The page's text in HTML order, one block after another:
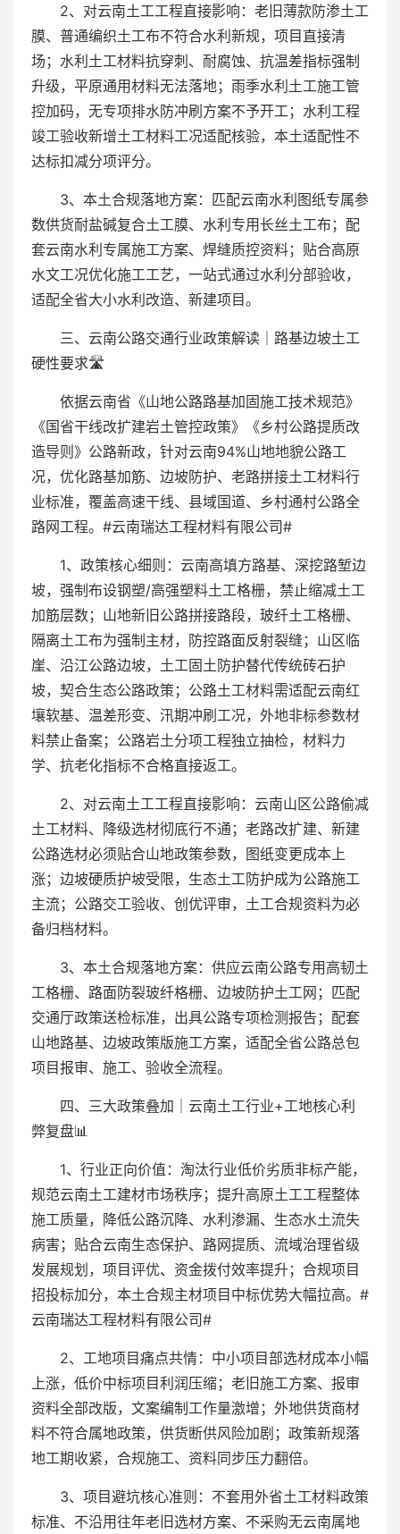
2、对云南土工工程直接影响：老旧薄款防渗土工
膜、普通编织土工布不符合水利新规，项目直接清
场；水利土工材料抗穿刺、耐腐蚀、抗温差指标强制
升级，平原通用材料无法落地；雨季水利土工施工管
控加码，无专项排水防冲刷方案不予开工；水利工程
竣工验收新增土工材料工况适配核验，本土适配性不
达标扣减分项评分。
3、本土合规落地方案：匹配云南水利图纸专属参
数供货耐盐碱复合土工膜、水利专用长丝土工布；配
套云南水利专属施工方案、焊缝质控资料；贴合高原
水文工况优化施工工艺，一站式通过水利分部验收，
适配全省大小水利改造、新建项目。
三、云南公路交通行业政策解读｜路基边坡土工
硬性要求🛣️
依据云南省《山地公路路基加固施工技术规范》
《国省干线改扩建岩土管控政策》《乡村公路提质改
造导则》公路新政，针对云南94%山地地貌公路工
况，优化路基加筋、边坡防护、老路拼接土工材料行
业标准，覆盖高速干线、县域国道、乡村通村公路全
路网工程。#云南瑞达工程材料有限公司#
1、政策核心细则：云南高填方路基、深挖路堑边
坡，强制布设钢塑/高强塑料土工格栅，禁止缩减土工
加筋层数；山地新旧公路拼接路段，玻纤土工格栅、
隔离土工布为强制主材，防控路面反射裂缝；山区临
崖、沿江公路边坡，土工固土防护替代传统砖石护
坡，契合生态公路政策；公路土工材料需适配云南红
壤软基、温差形变、汛期冲刷工况，外地非标参数材
料禁止备案；公路岩土分项工程独立抽检，材料力
学、抗老化指标不合格直接返工。
2、对云南土工工程直接影响：云南山区公路偷减
土工材料、降级选材彻底行不通；老路改扩建、新建
公路选材必须贴合山地政策参数，图纸变更成本上
涨；边坡硬质护坡受限，生态土工防护成为公路施工
主流；公路交工验收、创优评审，土工合规资料为必
备归档材料。
3、本土合规落地方案：供应云南公路专用高韧土
工格栅、路面防裂玻纤格栅、边坡防护土工网；匹配
交通厅政策送检标准，出具公路专项检测报告；配套
山地路基、边坡政策版施工方案，适配全省公路总包
项目报审、施工、验收全流程。
四、三大政策叠加｜云南土工行业+工地核心利
弊复盘📊
1、行业正向价值：淘汰行业低价劣质非标产能，
规范云南土工建材市场秩序；提升高原土工工程整体
施工质量，降低公路沉降、水利渗漏、生态水土流失
病害；贴合云南生态保护、路网提质、流域治理省级
发展规划，项目评优、资金拨付效率提升；合规项目
招投标加分，本土合规主材项目中标优势大幅拉高。#
云南瑞达工程材料有限公司#
2、工地项目痛点共情：中小项目部选材成本小幅
上涨，低价中标项目利润压缩；老旧施工方案、报审
资料全部改版，文案编制工作量激增；外地供货商材
料不符合属地政策，供货断供风险加剧；政策新规落
地工期收紧，合规施工、资料同步压力翻倍。
3、项目避坑核心准则：不套用外省土工材料政策
标准、不沿用往年老旧选材方案、不采购无云南属地